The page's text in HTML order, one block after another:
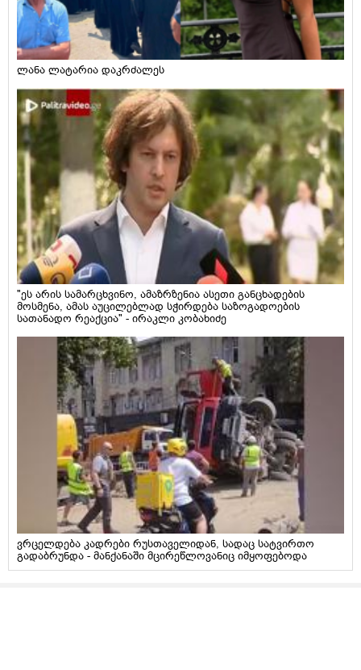
ლანა ლატარია დაკრძალეს
"ეს არის სამარცხვინო, ამაზრზენია ასეთი განცხადების
მოსმენა, ამას აუცილებლად სჭირდება საზოგადოების
სათანადო რეაქცია" - ირაკლი კობახიძე
ვრცელდება კადრები რუსთაველიდან, სადაც სატვირთო
გადაბრუნდა - მანქანაში მცირეწლოვანიც იმყოფებოდა